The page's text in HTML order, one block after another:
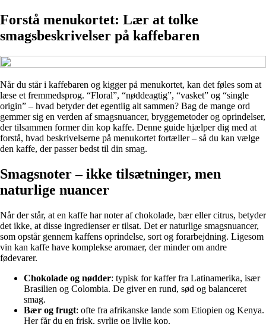
Forstå menukortet: Lær at tolke
smagsbeskrivelser på kaffebaren
Når du står i kaffebaren og kigger på menukortet, kan det føles som at
læse et fremmedsprog. “Floral”, “nøddeagtig”, “vasket” og “single
origin” – hvad betyder det egentlig alt sammen? Bag de mange ord
gemmer sig en verden af smagsnuancer, bryggemetoder og oprindelser,
der tilsammen former din kop kaffe. Denne guide hjælper dig med at
forstå, hvad beskrivelserne på menukortet fortæller – så du kan vælge
den kaffe, der passer bedst til din smag.
Smagsnoter – ikke tilsætninger, men
naturlige nuancer
Når der står, at en kaffe har noter af chokolade, bær eller citrus, betyder
det ikke, at disse ingredienser er tilsat. Det er naturlige smagsnuancer,
som opstår gennem kaffens oprindelse, sort og forarbejdning. Ligesom
vin kan kaffe have komplekse aromaer, der minder om andre
fødevarer.
Chokolade og nødder: typisk for kaffer fra Latinamerika, især
Brasilien og Colombia. De giver en rund, sød og balanceret
smag.
Bær og frugt: ofte fra afrikanske lande som Etiopien og Kenya.
Her får du en frisk, syrlig og livlig kop.